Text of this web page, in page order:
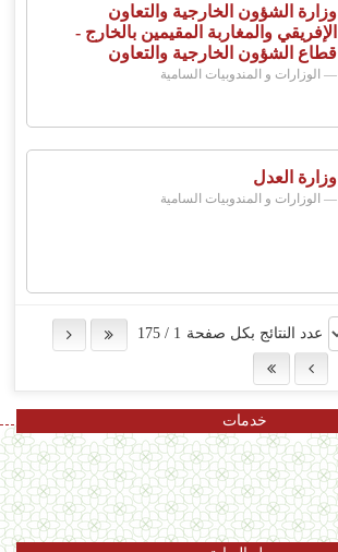
وزارة الشؤون الخارجية والتعاون
الإفريقي والمغاربة المقيمين بالخارج -
قطاع الشؤون الخارجية والتعاون
الوزارات و المندوبيات السامية
وزارة العدل
الوزارات و المندوبيات السامية
عدد النتائج بكل صفحة 1
/
175
خدمات